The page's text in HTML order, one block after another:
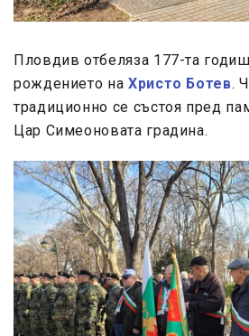
Пловдив отбеляза 177-та
рождението на Христо Ботев.
традиционно се състоя пред
Цар Симеоновата градина.